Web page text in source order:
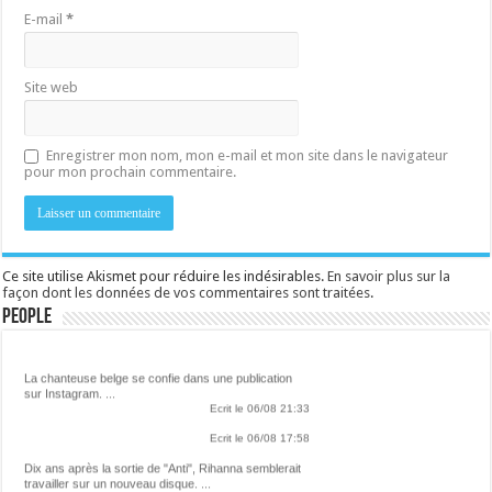
E-mail*
Site web
Enregistrer mon nom, mon e-mail et mon site dans le navigateur
pour mon prochain commentaire.
Ce site utilise Akismet pour réduire les indésirables.En savoir plus sur la
façon dont les données de vos commentaires sont traitées.
People
Lalibre.be - CULTURE
La chanteuse belge se confie dans une publication
sur Instagram. ...
Dix ans après la sortie de "Anti", Rihanna semblerait
travailler sur un nouveau disque. ...